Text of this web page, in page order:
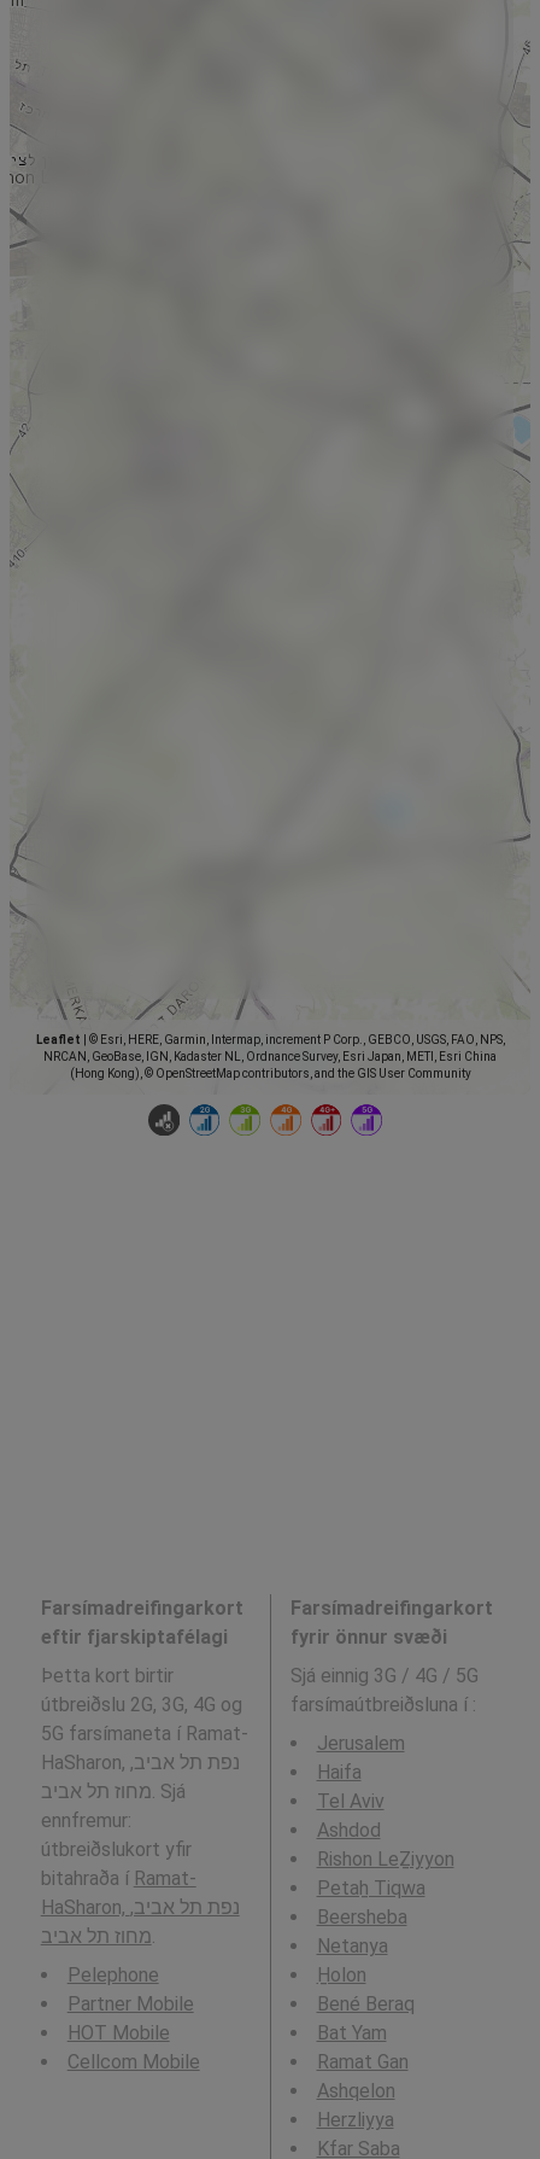
Leaflet
© Esri, HERE, Garmin, Intermap, increment P Corp., GEBCO, USGS, FAO, NPS,
NRCAN, GeoBase, IGN, Kadaster NL, Ordnance Survey, Esri Japan, METI, Esri China
(Hong Kong), © OpenStreetMap contributors, and the GIS User Community
Farsímadreifingarkort
eftir fjarskiptafélagi
Þetta kort birtir
útbreiðslu 2G, 3G, 4G og
5G farsímaneta í Ramat-
HaSharon, נפת תל אביב,
מחוז תל אביב. Sjá
ennfremur:
útbreiðslukort yfir
bitahraða í Ramat-
HaSharon, נפת תל אביב,
מחוז תל אביב.
Pelephone
Partner Mobile
HOT Mobile
Cellcom Mobile
Farsímadreifingarkort
fyrir önnur svæði
Sjá einnig 3G / 4G / 5G
farsímaútbreiðsluna í :
Jerusalem
Haifa
Tel Aviv
Ashdod
Rishon LeẔiyyon
Petaẖ Tiqwa
Beersheba
Netanya
H̱olon
Bené Beraq
Bat Yam
Ramat Gan
Ashqelon
Herzliyya
Kfar Saba